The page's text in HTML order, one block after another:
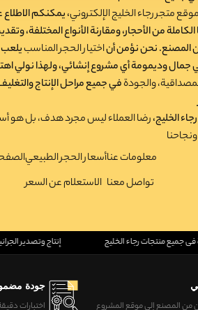
موقع متجر رجاء الخليج الإلكتروني، يمكنكم
من الأحجار، ومقارنة الأنواع المختلفة،
المصنع. نحن نؤمن أناختيار الحجر المناسبيلعب
جمال وديمومة أي مشروع إنشائي، ولهذا نولي
والجودةفي جميع مراحل الإنتاج
الخليج،رضا العملاء ليس مجرد هدف، بل هو
أسعار الحجر الطبيعي
الاستعلام عن السعر
معلومات عنا
تواصل معنا
إنتاج وتصدير في جميع منتجات رجاء الخليج
جودة
اختبارات المصنع إلى موقع المشروع